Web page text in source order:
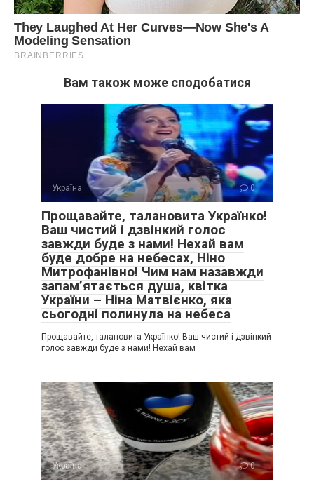
Вам також може сподобатися
Україна 0
Прощавайте, талановита Українко!
Ваш чистий і дзвінкий голос
завжди буде з нами! Нехай вам
буде добре на небесах, Ніно
Митрофанівно! Чим нам назавжди
запам’ятається душа, квітка
України – Ніна Матвієнко, яка
сьогодні полинула на небеса
Прощавайте, талановита Українко! Ваш чистий і дзвінкий
голос завжди буде з нами! Нехай вам
Україна 0